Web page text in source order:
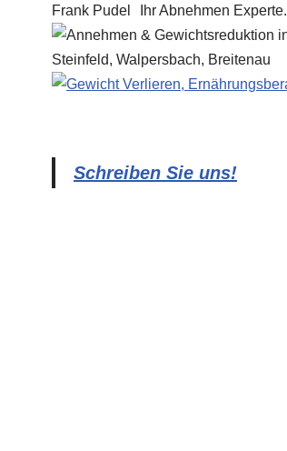
Frank Pudel Ihr Abnehmen Experte.
Schreiben Sie uns!